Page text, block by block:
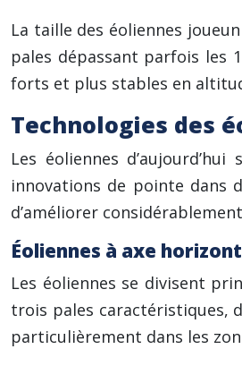
La taille des éoliennes
pales dépassant parfois les
forts et plus stables en
Technologies des
Les éoliennes
innovations de pointe dans
d’améliorer
Éoliennes à axe
Les éoliennes se divisent
trois pales caractéristiques,
particulièrement dans les